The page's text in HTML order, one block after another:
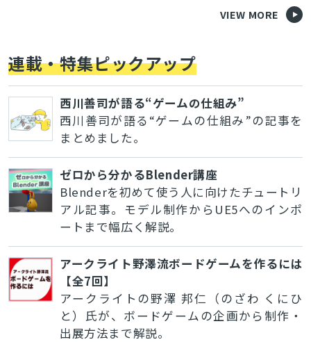
VIEW MORE
連載・特集ピックアップ
西川善司が語る“ゲームの仕組み”
西川善司が語る“ゲームの仕組み”の記事を
まとめました。
ゼロから分かるBlender講座
Blenderを初めて使う人に向けたチュートリ
アル記事。モデル制作からUE5へのインポ
ートまで幅広く解説。
アークライト野澤流ボードゲームを作るには
【全7回】
アークライトの野澤 邦仁（のざわ くにひ
と）氏が、ボードゲームの企画から制作・
出展方法まで解説。